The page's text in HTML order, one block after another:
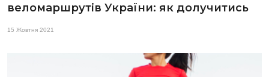
веломаршрутів України: як долучитись
15 Жовтня 2021